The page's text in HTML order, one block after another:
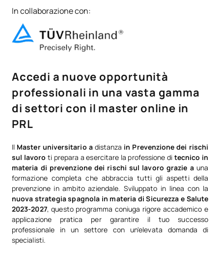
In collaborazione con:
Accedi a nuove opportunità
professionali in una vasta gamma
di settori con il master online in
PRL
Il Master universitario a distanza in Prevenzione dei rischi
sul lavoro ti prepara a esercitare la professione di tecnico in
materia di prevenzione dei rischi sul lavoro grazie a una
formazione completa che abbraccia tutti gli aspetti della
prevenzione in ambito aziendale. Sviluppato in linea con la
nuova strategia spagnola in materia di Sicurezza e Salute
2023-2027, questo programma coniuga rigore accademico e
applicazione pratica per garantire il tuo successo
professionale in un settore con un'elevata domanda di
specialisti.